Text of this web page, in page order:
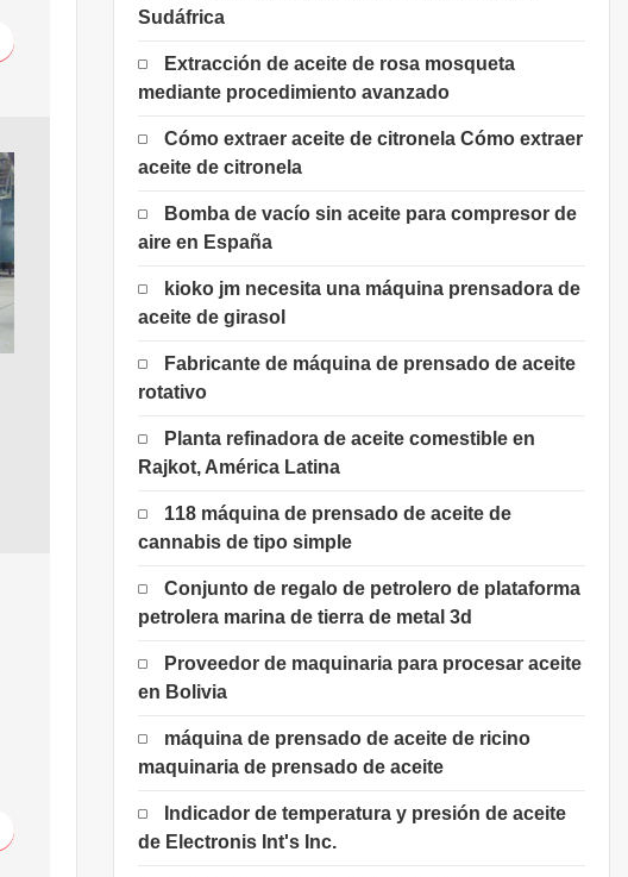
Sudáfrica
Extracción de aceite de rosa mosqueta
mediante procedimiento avanzado
Cómo extraer aceite de citronela Cómo extraer
aceite de citronela
Bomba de vacío sin aceite para compresor de
aire en España
kioko jm necesita una máquina prensadora de
aceite de girasol
Fabricante de máquina de prensado de aceite
rotativo
Planta refinadora de aceite comestible en
Rajkot, América Latina
118 máquina de prensado de aceite de
cannabis de tipo simple
Conjunto de regalo de petrolero de plataforma
petrolera marina de tierra de metal 3d
Proveedor de maquinaria para procesar aceite
en Bolivia
máquina de prensado de aceite de ricino
maquinaria de prensado de aceite
Indicador de temperatura y presión de aceite
de Electronis Int's Inc.